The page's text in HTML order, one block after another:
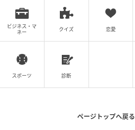
ビジネス・マ
ネー
クイズ 恋愛
スポーツ 診断
ページトップへ戻る